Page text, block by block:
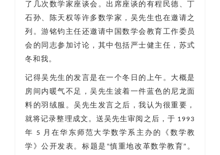
了几次数学家座谈会。出席座谈的有程民德、丁
石孙、陈天权等许多数学家，吴先生也在邀请之
列。游铭钧主任还邀请中国数学会教育工作委员
会的同志参加讨论，其中包括严士健主任，苏式
冬和我。
记得吴先生的发言是在一个冬日的上午。大概是
房间内暖气不足，吴先生波着一件蓝色的尼龙面
料的羽绒服。吴先生发言之后，我认为很重要，
就将记录整理成文。送吴先生审阅之后，于 1993
年 5 月在华东师范大学数学系主办的《数学教
学》公开发表。标题是“慎重地改革数学教育”。